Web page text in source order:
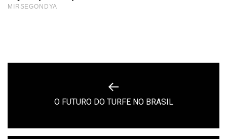
Previous
O FUTURO DO TURFE NO BRASIL